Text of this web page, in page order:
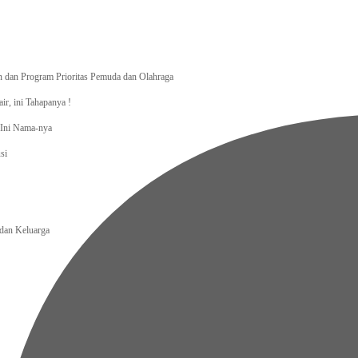
Program Prioritas Pemuda dan Olahraga
ini Tahapanya !
Nama-nya
Keluarga